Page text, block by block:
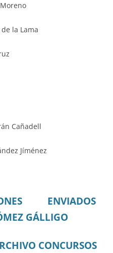
la Lama
Cañadell
Jíménez
ENVIADOS
GÁLLIGO
CONCURSOS